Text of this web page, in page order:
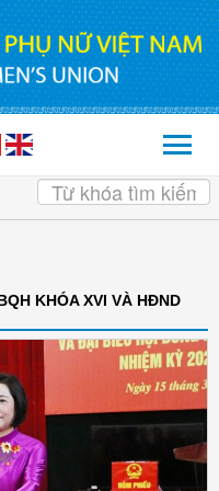
KHÓA XVI VÀ HĐND